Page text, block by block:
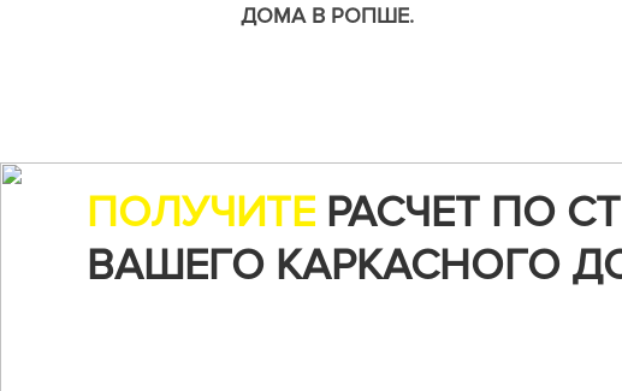
ДОМА В РОПШЕ.
ПОЛУЧИТЕ РАСЧЕТ ПО
ВАШЕГО КАРКАСНОГО